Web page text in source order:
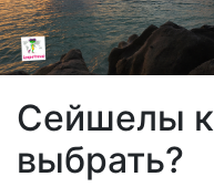
Сейшелы
выбрать?